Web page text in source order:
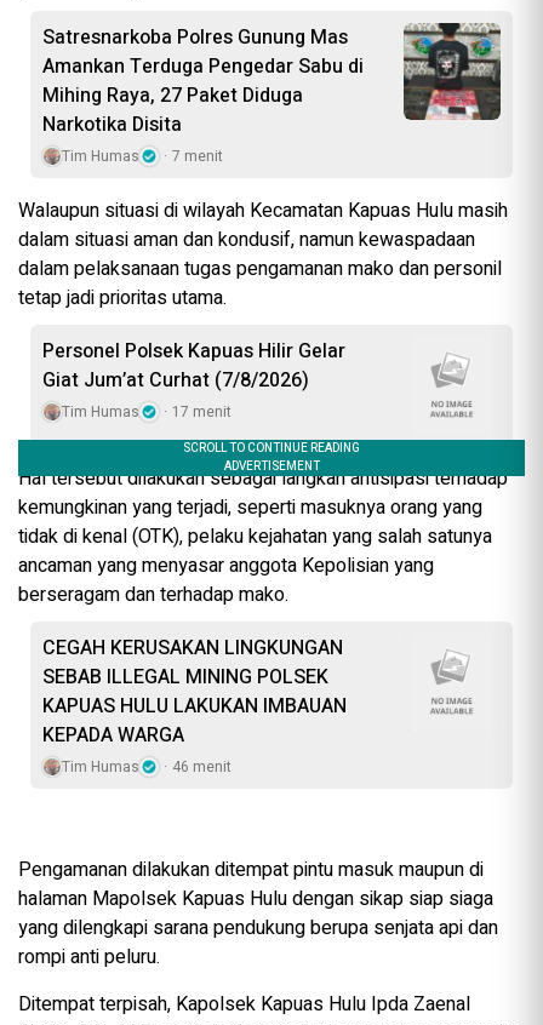
Satresnarkoba Polres Gunung Mas
Amankan Terduga Pengedar Sabu di
Mihing Raya, 27 Paket Diduga
Narkotika Disita
Tim Humas 7 menit
Walaupun situasi di wilayah Kecamatan Kapuas Hulu masih
dalam situasi aman dan kondusif, namun kewaspadaan
dalam pelaksanaan tugas pengamanan mako dan personil
tetap jadi prioritas utama.
Personel Polsek Kapuas Hilir Gelar
Giat Jum’at Curhat (7/8/2026)
Tim Humas 17 menit
Hal tersebut dilakukan sebagai langkah antisipasi terhadap
kemungkinan yang terjadi, seperti masuknya orang yang
tidak di kenal (OTK), pelaku kejahatan yang salah satunya
ancaman yang menyasar anggota Kepolisian yang
berseragam dan terhadap mako.
CEGAH KERUSAKAN LINGKUNGAN
SEBAB ILLEGAL MINING POLSEK
KAPUAS HULU LAKUKAN IMBAUAN
KEPADA WARGA
Tim Humas 46 menit
Pengamanan dilakukan ditempat pintu masuk maupun di
halaman Mapolsek Kapuas Hulu dengan sikap siap siaga
yang dilengkapi sarana pendukung berupa senjata api dan
rompi anti peluru.
Ditempat terpisah, Kapolsek Kapuas Hulu Ipda Zaenal